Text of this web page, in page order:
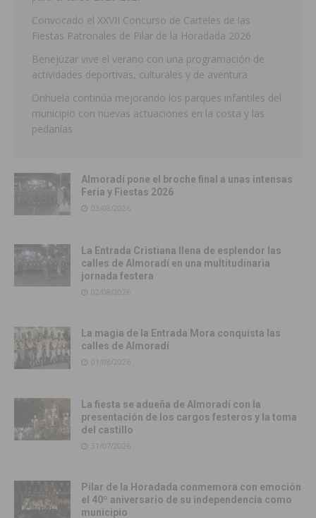
Convocado el XXVII Concurso de Carteles de las
Fiestas Patronales de Pilar de la Horadada 2026
Benejúzar vive el verano con una programación de
actividades deportivas, culturales y de aventura
Orihuela continúa mejorando los parques infantiles del
municipio con nuevas actuaciones en la costa y las
pedanías
Almoradí pone el broche final a unas intensas
Feria y Fiestas 2026
03/08/2026
La Entrada Cristiana llena de esplendor las
calles de Almoradí en una multitudinaria
jornada festera
02/08/2026
La magia de la Entrada Mora conquista las
calles de Almoradí
01/08/2026
La fiesta se adueña de Almoradí con la
presentación de los cargos festeros y la toma
del castillo
31/07/2026
Pilar de la Horadada conmemora con emoción
el 40º aniversario de su independencia como
municipio